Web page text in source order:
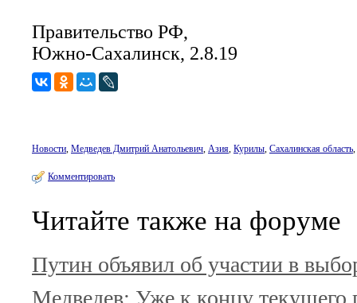
Правительство РФ,
Южно-Сахалинск, 2.8.19
Новости, Медведев Дмитрий Анатольевич, Азия, Курилы, Сахалинская область,
Комментировать
Читайте также на форуме
Путин объявил об участии в
Медведев: Уже к концу текущего